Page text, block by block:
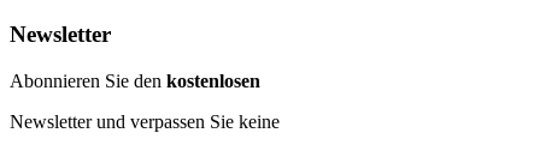
Newsletter
Abonnieren Sie den kostenlosen
Newsletter und verpassen Sie keine